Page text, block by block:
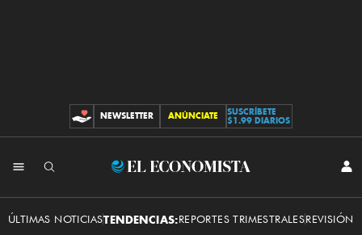
CONTRIBUCIONES
NEWSLETTER ANÚNCIATE
SUSCRÍBETE
$1.99 DIARIOS
El
ÚLTIMAS NOTICIASTENDENCIAS:REPORTES TRIMESTRALESREVISIÓN